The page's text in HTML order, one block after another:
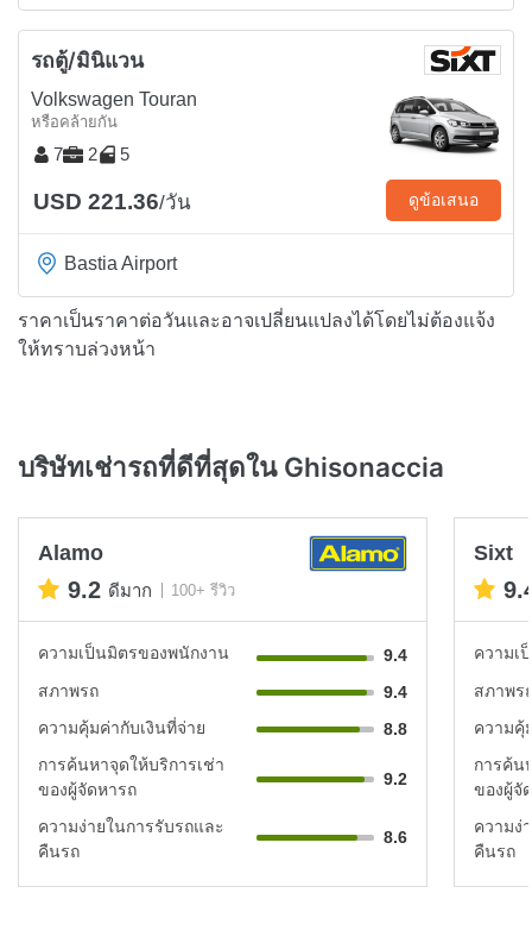
รถตู้/มินิแวน
Volkswagen Touran
หรือคล้ายกัน
7 2 5
USD 221.36/วัน ดูข้อเสนอ
Bastia Airport
ราคาเป็นราคาต่อวันและอาจเปลี่ยนแปลงได้โดยไม่ต้องแจ้ง
ให้ทราบล่วงหน้า
บริษัทเช่ารถที่ดีที่สุดใน Ghisonaccia
Alamo
9.2 ดีมาก 100+ รีวิว
ความเป็นมิตรของพนักงาน
9.4
สภาพรถ
9.4
ความคุ้มค่ากับเงินที่จ่าย
8.8
การค้นหาจุดให้บริการเช่า
ของผู้จัดหารถ
9.2
ความง่ายในการรับรถและ
คืนรถ
8.6
Sixt
ความเ
สภาพร
ความคุ้
การค้น
ของผู้จั
ความง่
คืนรถ